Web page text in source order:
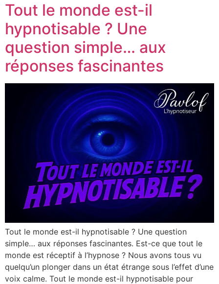
Tout le monde est-il
hypnotisable ? Une
question simple… aux
réponses fascinantes
Tout le monde est-il hypnotisable ? Une question
simple… aux réponses fascinantes. Est-ce que tout le
monde est réceptif à l’hypnose ? Nous avons tous vu
quelqu’un plonger dans un état étrange sous l’effet d’une
voix calme. Tout le monde est-il hypnotisable pour